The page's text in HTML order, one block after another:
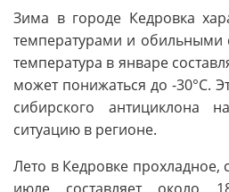
Зима в городе Кедровка
температурами и обильными
температура в январе
может понижаться до -30°C.
сибирского антициклона
ситуацию в регионе.
Лето в Кедровке прохладное,
июле составляет около